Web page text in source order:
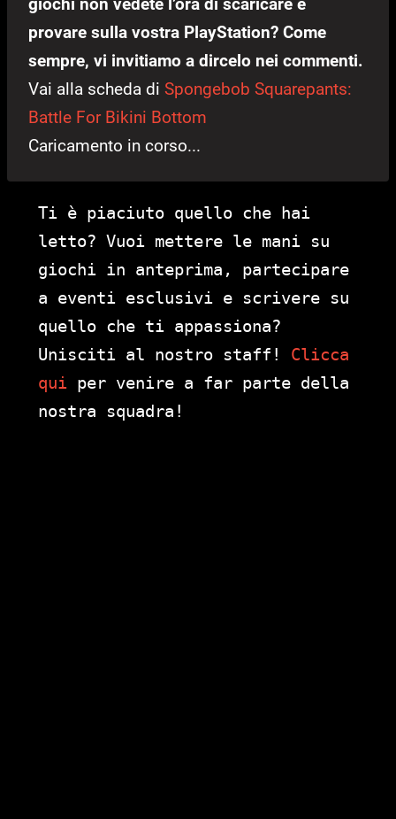
giochi non vedete l’ora di scaricare e
provare sulla vostra PlayStation? Come
sempre, vi invitiamo a dircelo nei commenti.
Vai alla scheda di Spongebob Squarepants:
Battle For Bikini Bottom
Caricamento in corso...
Ti è piaciuto quello che hai
letto? Vuoi mettere le mani su
giochi in anteprima, partecipare
a eventi esclusivi e scrivere su
quello che ti appassiona?
Unisciti al nostro staff! Clicca
qui per venire a far parte della
nostra squadra!